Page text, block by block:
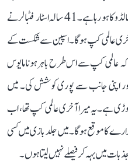
کیا ہے۔ لیکن سب سے زیادہ ذکر کرسٹیانو رونالڈو کا ہو رہا ہے۔ 41 سالہ اسٹار فٹبالر نے
آخری عالمی کپ ہوگا۔ اسپین سے شکست کے
عالمی کپ سے اس طرح باہر ہونا مایوس
اپنی جانب سے پوری کوشش کی۔ میں
ہے۔ یہ میرا آخری عالمی کپ تھا، اب
کا موقع ہوگا۔ میں جلد بازی میں کسی
میں بہہ کر فیصلے نہیں لیتا ہوں۔